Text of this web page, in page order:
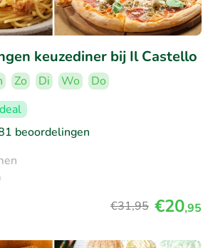
keuzediner bij Il Castello
Zo Di Wo
Do
beoordelingen
€31,95 €20,95